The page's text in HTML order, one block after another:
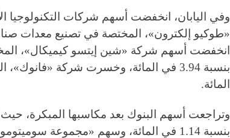
وفي اليابان، انخفضت أسهم شركات
انخفضت أسهم شركة «شين إيتسو كيميكال»،
المائة.
وتراجعت أسهم البنوك بعد مكاسبها المبكرة،